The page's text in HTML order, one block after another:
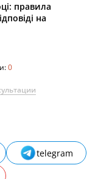
правила
на
0
telegram